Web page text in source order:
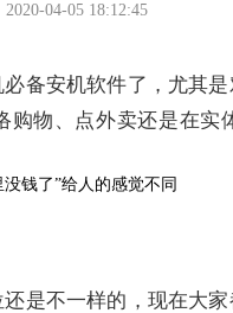
2020-04-05 18:12:45
备安机软件了，尤其
购物、点外卖还是在实
是不一样的，现在大